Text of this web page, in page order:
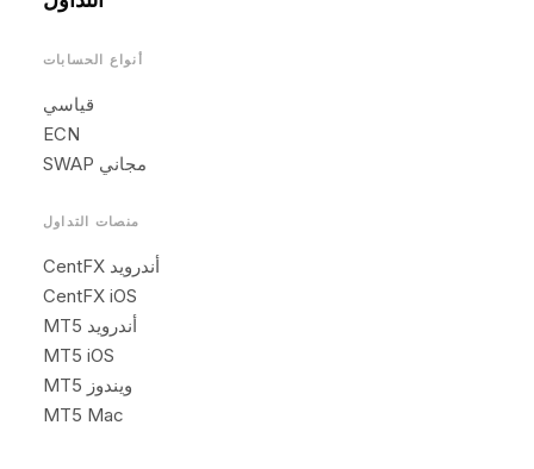
أنواع الحسابات
قياسي
ECN
SWAP مجاني
منصات التداول
CentFX أندرويد
CentFX iOS
MT5 أندرويد
MT5 iOS
MT5 ويندوز
MT5 Mac